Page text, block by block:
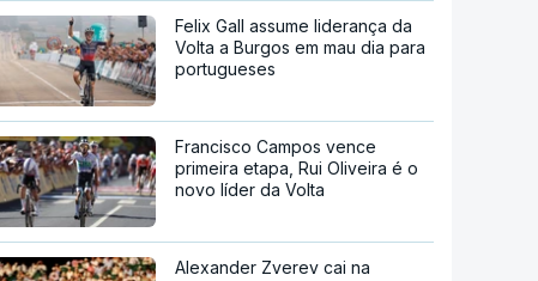
Felix Gall assume liderança da
Volta a Burgos em mau dia para
portugueses
Francisco Campos vence
primeira etapa, Rui Oliveira é o
novo líder da Volta
Alexander Zverev cai na